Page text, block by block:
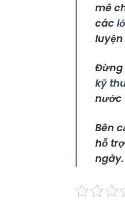
mê
các
Đừng
kỹ
nước
Bên
hỗ